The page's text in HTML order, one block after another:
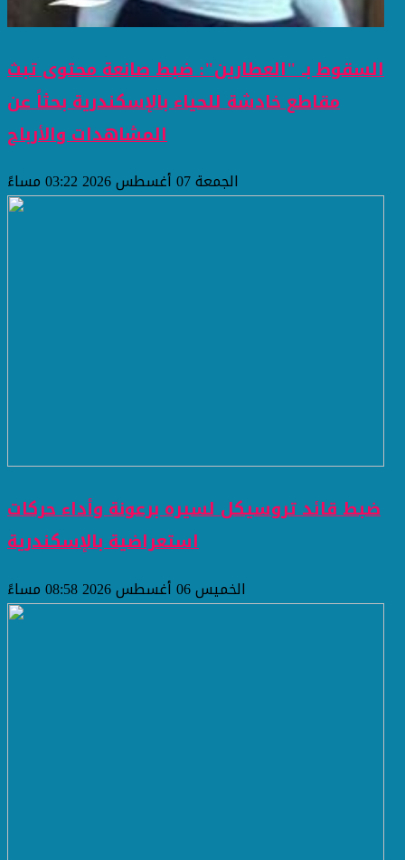
السقوط بـ "العطارين": ضبط صانعة محتوى تبث
مقاطع خادشة للحياء بالإسكندرية بحثاً عن
المشاهدات والأرباح
الجمعة 07 أغسطس 2026 03:22 مساءً
ضبط قائد تروسيكل لسيره برعونة وأداء حركات
استعراضية بالإسكندرية
الخميس 06 أغسطس 2026 08:58 مساءً